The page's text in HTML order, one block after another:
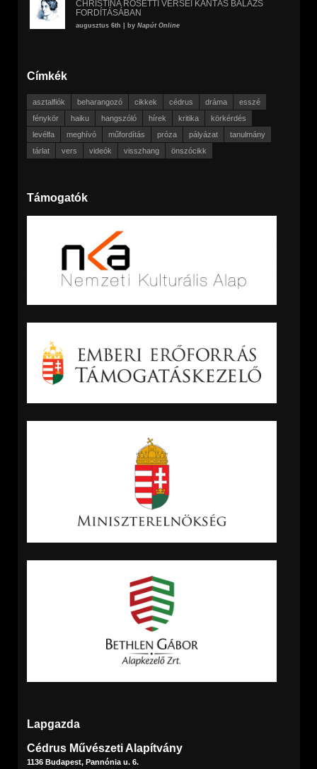
CHRISTINA ROSETTI VERSEI KÁNTÁS BALÁZS
FORDÍTÁSÁBAN
augusztus 6th | by Napút Online
Címkék
asztalfiók beharangozó cikkek cédrus dráma
esszé
fénykör
haiku hangszóló hírek kritika
körkérdés
levélfa
meghívó műfordítás próza pályázat
tanulmány
tárlat
vers videók visszhang önszócikk
Támogatók
Lapgazda
Cédrus Művészeti Alapítvány
1136 Budapest, Pannónia u. 6.